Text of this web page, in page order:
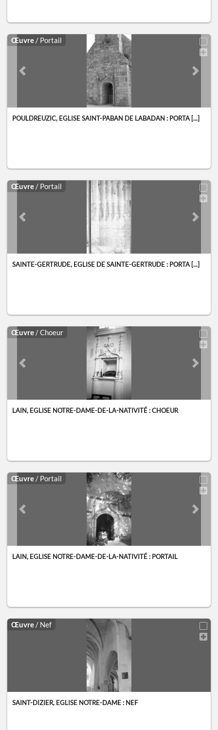
Œuvre / Portail
Previous slide Next
POULDREUZIC, EGLISE SAINT-PABAN DE LABADAN : PORTA [...]
Œuvre / Portail
Previous slide Next
SAINTE-GERTRUDE, EGLISE DE SAINTE-GERTRUDE : PORTA [...]
Œuvre / Choeur
Previous slide Next
LAIN, EGLISE NOTRE-DAME-DE-LA-NATIVITÉ : CHOEUR
Œuvre / Portail
Previous slide Next
LAIN, EGLISE NOTRE-DAME-DE-LA-NATIVITÉ : PORTAIL
Œuvre / Nef
SAINT-DIZIER, EGLISE NOTRE-DAME : NEF